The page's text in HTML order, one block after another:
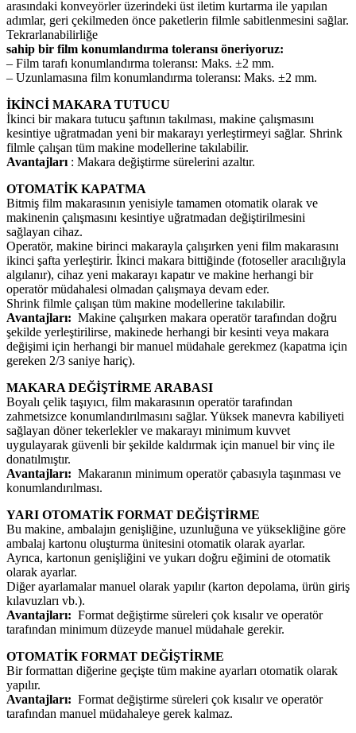
arasındaki konveyörler üzerindeki üst iletim kurtarma ile yapılan
adımlar, geri çekilmeden önce paketlerin filmle sabitlenmesini sağlar.
Tekrarlanabilirliğe
sahip bir film konumlandırma toleransı öneriyoruz:
– Film tarafı konumlandırma toleransı: Maks. ±2 mm.
– Uzunlamasına film konumlandırma toleransı: Maks. ±2 mm.
İKİNCİ MAKARA TUTUCU
İkinci bir makara tutucu şaftının takılması, makine çalışmasını
kesintiye uğratmadan yeni bir makarayı yerleştirmeyi sağlar. Shrink
filmle çalışan tüm makine modellerine takılabilir.
Avantajları : Makara değiştirme sürelerini azaltır.
OTOMATİK KAPATMA
Bitmiş film makarasının yenisiyle tamamen otomatik olarak ve
makinenin çalışmasını kesintiye uğratmadan değiştirilmesini
sağlayan cihaz.
Operatör, makine birinci makarayla çalışırken yeni film makarasını
ikinci şafta yerleştirir. İkinci makara bittiğinde (fotoseller aracılığıyla
algılanır), cihaz yeni makarayı kapatır ve makine herhangi bir
operatör müdahalesi olmadan çalışmaya devam eder.
Shrink filmle çalışan tüm makine modellerine takılabilir.
Avantajları: Makine çalışırken makara operatör tarafından doğru
şekilde yerleştirilirse, makinede herhangi bir kesinti veya makara
değişimi için herhangi bir manuel müdahale gerekmez (kapatma için
gereken 2/3 saniye hariç).
MAKARA DEĞİŞTİRME ARABASI
Boyalı çelik taşıyıcı, film makarasının operatör tarafından
zahmetsizce konumlandırılmasını sağlar. Yüksek manevra kabiliyeti
sağlayan döner tekerlekler ve makarayı minimum kuvvet
uygulayarak güvenli bir şekilde kaldırmak için manuel bir vinç ile
donatılmıştır.
Avantajları: Makaranın minimum operatör çabasıyla taşınması ve
konumlandırılması.
YARI OTOMATİK FORMAT DEĞİŞTİRME
Bu makine, ambalajın genişliğine, uzunluğuna ve yüksekliğine göre
ambalaj kartonu oluşturma ünitesini otomatik olarak ayarlar.
Ayrıca, kartonun genişliğini ve yukarı doğru eğimini de otomatik
olarak ayarlar.
Diğer ayarlamalar manuel olarak yapılır (karton depolama, ürün giriş
kılavuzları vb.).
Avantajları: Format değiştirme süreleri çok kısalır ve operatör
tarafından minimum düzeyde manuel müdahale gerekir.
OTOMATİK FORMAT DEĞİŞTİRME
Bir formattan diğerine geçişte tüm makine ayarları otomatik olarak
yapılır.
Avantajları: Format değiştirme süreleri çok kısalır ve operatör
tarafından manuel müdahaleye gerek kalmaz.